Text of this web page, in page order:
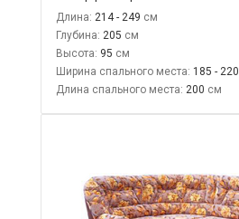
Длина: 214 - 249
Глубина: 205
Высота: 95
Ширина спального места: 185 - 220
Длина спального места: 200